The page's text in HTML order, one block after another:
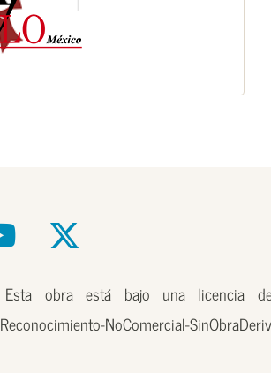
Esta obra está bajo una licencia
NoComercial-